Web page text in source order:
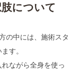
について
の中には、施術スタ
す。
ながら全身を使っ